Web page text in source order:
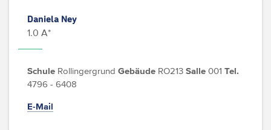
Daniela Ney
1.0 A*
Schule Rollingergrund Gebäude RO213 Salle 001 Tel.
4796 - 6408
E-Mail